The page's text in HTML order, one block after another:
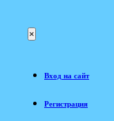
×
Вход на сайт
Регистрация